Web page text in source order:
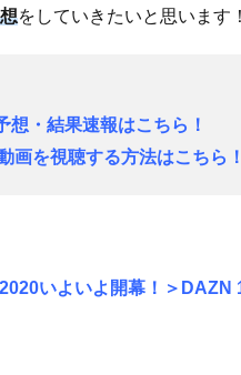
をしていきたいと思います！
・結果速報はこちら！
を視聴する方法はこちら
いよいよ開幕！＞DAZN